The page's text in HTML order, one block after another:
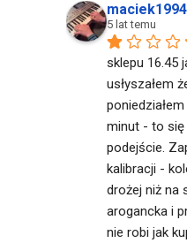
5 lat temu
sklepu 16.45
usłyszałem
minut - to się
podejście.
kalibracji -
drożej niż na
arogancka i
nie robi jak